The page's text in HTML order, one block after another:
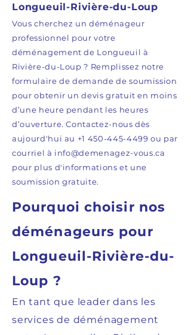
Longueuil-Rivière-du-Loup
Vous cherchez un déménageur
professionnel pour votre
déménagement de Longueuil à
Rivière-du-Loup ? Remplissez notre
formulaire de demande de soumission
pour obtenir un devis gratuit en moins
d’une heure pendant les heures
d’ouverture. Contactez-nous dès
aujourd'hui au +1 450-445-4499 ou par
courriel à info@demenagez-vous.ca
pour plus d'informations et une
soumission gratuite.
Pourquoi choisir nos
déménageurs pour
Longueuil-Rivière-du-
Loup ?
En tant que leader dans les
services de déménagement